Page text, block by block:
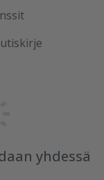
yhdessä